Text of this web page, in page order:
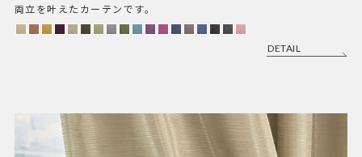
両立を叶えたカーテンです。
DETAIL